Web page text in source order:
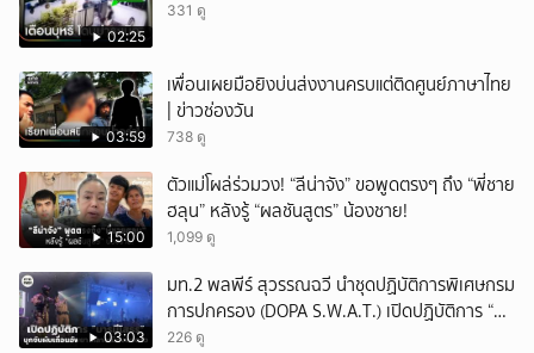
02:25
331 ดู
03:59
เพื่อนเผยมือยิงบ่นส่งงานครบแต่ติดศูนย์ภาษาไทย
| ข่าวช่องวัน
738 ดู
15:00
ตัวแม่โผล่ร่วมวง! “ลีน่าจัง” ขอพูดตรงๆ ถึง “พี่ชาย
ฮลุน” หลังรู้ “ผลชันสูตร” น้องชาย!
1,099 ดู
03:03
มท.2 พลพีร์ สุวรรณฉวี นำชุดปฏิบัติการพิเศษกรม
การปกครอง (DOPA S.W.A.T.) เปิดปฏิบัติการ “บา
รมีโสธร” บุกจับผับเถื่อนอัพยา กลางเมืองแปดริ้ว
226 ดู